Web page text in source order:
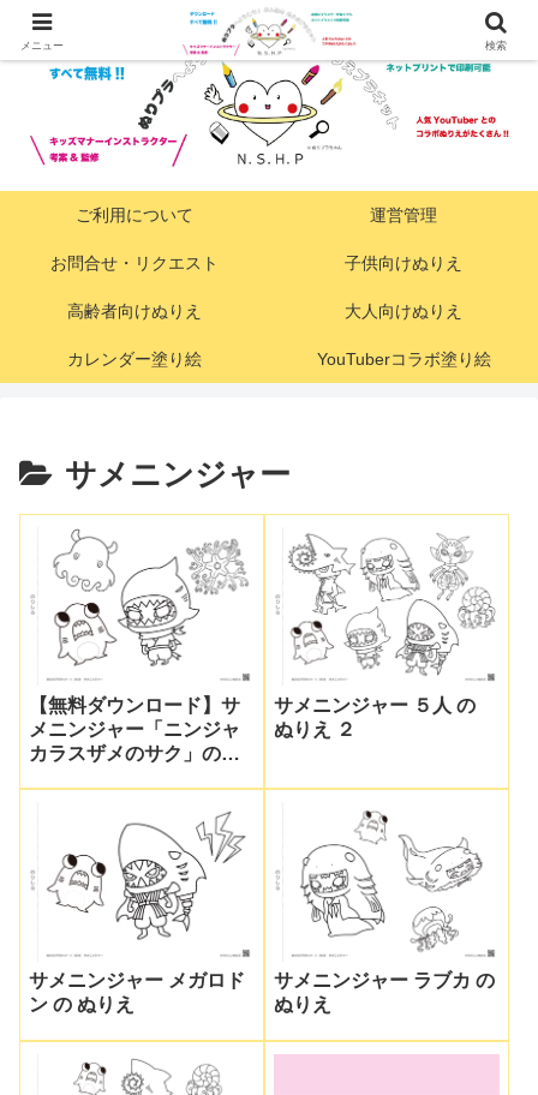
ご利用について 運営管理
お問合せ・リクエスト 子供向けぬりえ
高齢者向けぬりえ 大人向けぬりえ
カレンダー塗り絵 YouTuberコラボ塗り絵
サメニンジャー
【無料ダウンロード】サ
メニンジャー「ニンジャ
カラスザメのサク」のぬ
サメニンジャー ５人 の
ぬりえ ２
サメニンジャー メガロド
ン の ぬりえ
サメニンジャー ラブカ の
ぬりえ
メニュー 検索